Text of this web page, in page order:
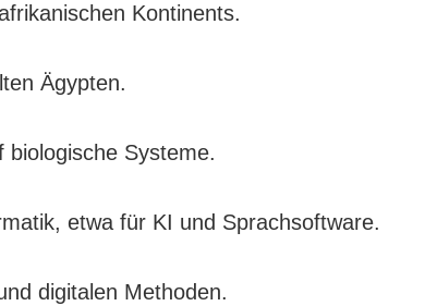
Kontinents.
Ägypten.
Systeme.
etwa für KI und Sprachsoftware.
digitalen Methoden.